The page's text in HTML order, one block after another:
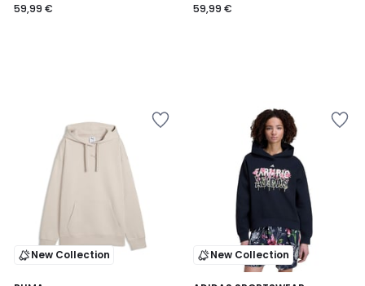
59,99 €
59,99 €
New Collection New Collection